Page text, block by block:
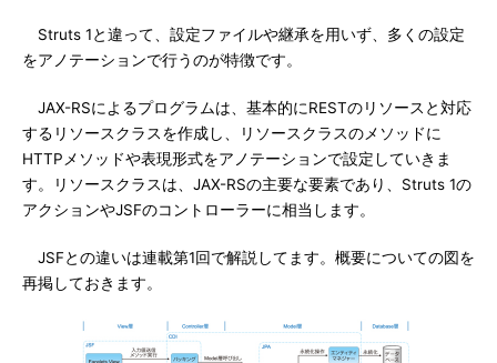
Struts 1と違って、設定ファイルや継承を用いず、多くの設定
をアノテーションで行うのが特徴です。
JAX-RSによるプログラムは、基本的にRESTのリソースと対応
するリソースクラスを作成し、リソースクラスのメソッドに
HTTPメソッドや表現形式をアノテーションで設定していきま
す。リソースクラスは、JAX-RSの主要な要素であり、Struts 1の
アクションやJSFのコントローラーに相当します。
JSFとの違いは連載第1回で解説してます。概要についての図を
再掲しておきます。